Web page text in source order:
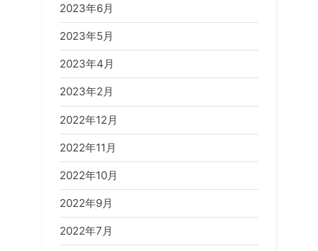
2023年6月
2023年5月
2023年4月
2023年2月
2022年12月
2022年11月
2022年10月
2022年9月
2022年7月